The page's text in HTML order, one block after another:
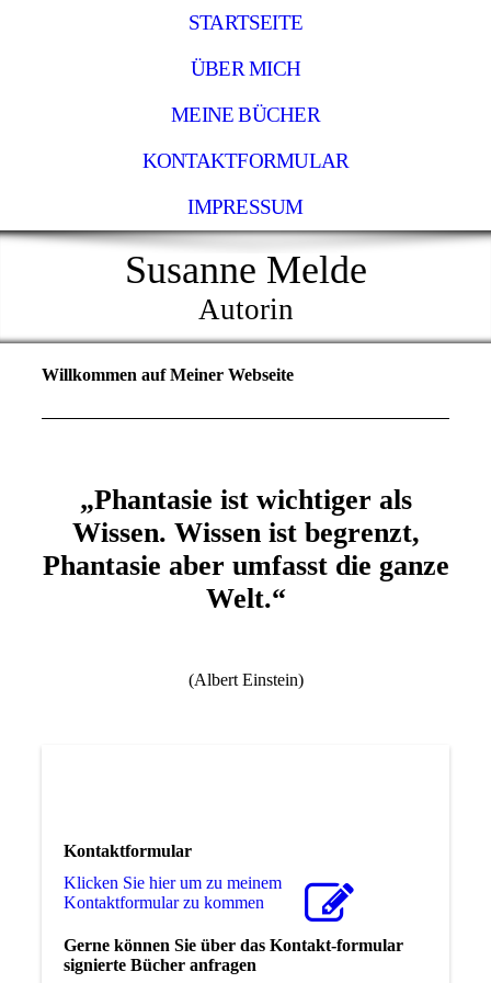
STARTSEITE
ÜBER MICH
MEINE BÜCHER
KONTAKTFORMULAR
IMPRESSUM
Susanne Melde
Autorin
Willkommen auf Meiner Webseite
„Phantasie ist wichtiger als
Wissen. Wissen ist begrenzt,
Phantasie aber umfasst die ganze
Welt.“
(Albert Einstein)
Kontaktformular
Klicken Sie hier um zu meinem
Kon­takt­for­mu­lar zu kommen
Gerne können Sie über das Kontakt-formular
signierte Bücher anfragen